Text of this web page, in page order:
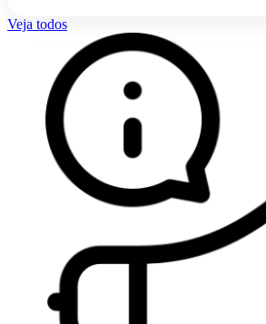
Veja todos